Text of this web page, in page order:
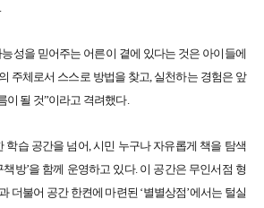
성을 믿어주는 어른이 곁에 있다는 것은 아이들에
주체로서 스스로 방법을 찾고, 실천하는 경험은 앞
이 될 것”이라고 격려했다.
학습 공간을 넘어, 시민 누구나 자유롭게 책을 탐색
방’을 함께 운영하고 있다. 이 공간은 무인서점 형
더불어 공간 한켠에 마련된 ‘별별상점’에서는 털실